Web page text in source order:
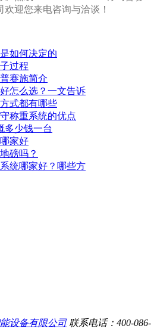
迎您来电咨询与洽谈！
如何决定的
过程
赛施简介
怎么选？一文告诉
式都有哪些
称重系统的优点
多少钱一台
家好
磅吗？
统哪家好？哪些方
设备有限公司 联系电话：400-086-